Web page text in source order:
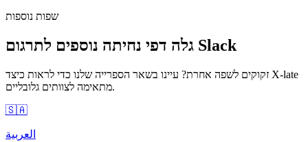
שפות נוספות
גלה דפי נחיתה נוספים לתרגום Slack
זקוקים לשפה אחרת? עיינו בשאר הספרייה שלנו כדי לראות כיצד X-late
מתאימה לצוותים גלובליים.
🇸🇦
العربية